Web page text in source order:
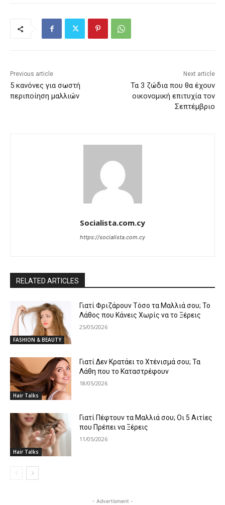
Previous article
5 κανόνες για σωστή
περιποίηση μαλλιών
Next article
Τα 3 ζώδια που θα έχουν
οικονομική επιτυχία τον
Σεπτέμβριο
Socialista.com.cy
https://socialista.com.cy
RELATED ARTICLES
FASHION & BEAUTY
Γιατί Φριζάρουν Τόσο τα Μαλλιά σου; Το
Λάθος που Κάνεις Χωρίς να το Ξέρεις
25/05/2026
Hair Talks
Γιατί Δεν Κρατάει το Χτένισμά σου; Τα
Λάθη που το Καταστρέφουν
18/05/2026
Hair Talks
Γιατί Πέφτουν τα Μαλλιά σου; Οι 5 Αιτίες
που Πρέπει να Ξέρεις
11/05/2026
- Advertisment -